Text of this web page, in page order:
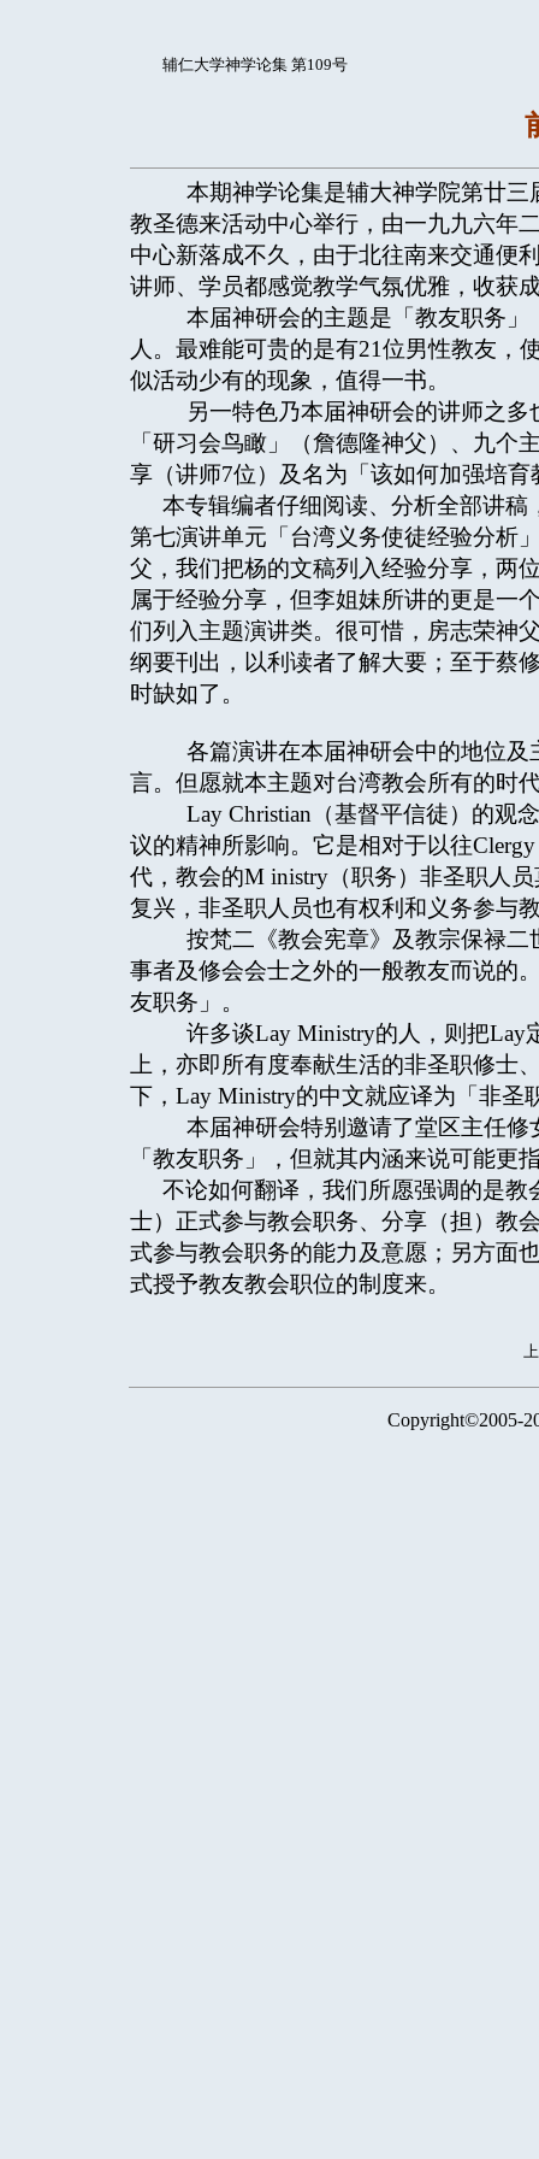
辅仁大学神学论集 第109号
本期神学论集是辅大神学院第廿三
教圣德来活动中心举行，由一九九六年
中心新落成不久，由于北往南来交通便
讲师、学员都感觉教学气氛优雅，收获
本届神研会的主题是「教友职务」
人。最难能可贵的是有21位男性教友，
似活动少有的现象，值得一书。
另一特色乃本届神研会的讲师之多
「研习会鸟瞰」（詹德隆神父）、九个
享（讲师7位）及名为「该如何加强培
本专辑编者仔细阅读、分析全部讲
第七演讲单元「台湾义务使徒经验分析
父，我们把杨的文稿列入经验分享，两
属于经验分享，但李姐妹所讲的更是一
们列入主题演讲类。很可惜，房志荣神
纲要刊出，以利读者了解大要；至于蔡
时缺如了。
各篇演讲在本届神研会中的地位及
言。但愿就本主题对台湾教会所有的时
Lay Christian（基督平信徒）的观
议的精神所影响。它是相对于以往
代，教会的M inistry（职务）非圣职人
复兴，非圣职人员也有权利和义务参与
按梵二《教会宪章》及教宗保禄二
事者及修会会士之外的一般教友而说的
友职务」。
许多谈Lay Ministry的人，则把Lay
上，亦即所有度奉献生活的非圣职修士
下，Lay Ministry的中文就应译为「非
本届神研会特别邀请了堂区主任修
「教友职务」，但就其内涵来说可能更
不论如何翻译，我们所愿强调的是
士）正式参与教会职务、分享（担）教
式参与教会职务的能力及意愿；另方面
式授予教友教会职位的制度来。
Copyright©2005-